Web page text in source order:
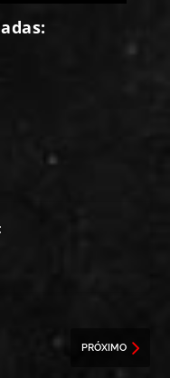
PRÓXIMO